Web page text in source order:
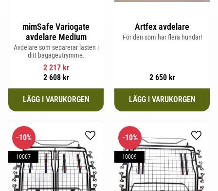
mimSafe Variogate
avdelare Medium
Avdelare som separerar lasten i
ditt bagageutrymme.
2 217kr
2 608kr
Artfex avdelare
För den som har flera hundar!
2 650kr
10%
10007
Lägg till i favoriter
10%
10009
Lägg